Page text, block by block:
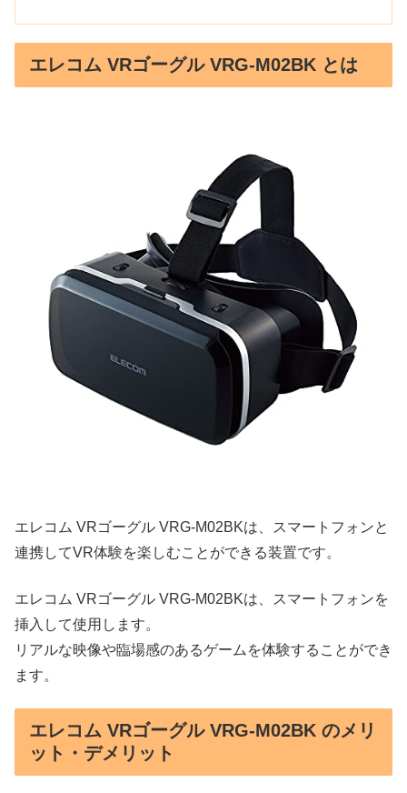
エレコム VRゴーグル VRG-M02BK とは
エレコム VRゴーグル VRG-M02BKは、スマートフォンと
連携してVR体験を楽しむことができる装置です。
エレコム VRゴーグル VRG-M02BKは、スマートフォンを
挿入して使用します。
リアルな映像や臨場感のあるゲームを体験することができ
ます。
エレコム VRゴーグル VRG-M02BK のメリ
ット・デメリット